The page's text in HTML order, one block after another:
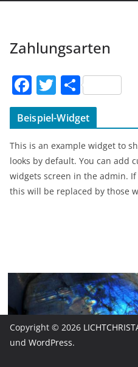
Zahlungsarten
F
a
c
e
b
o
o
T
w
itt
er
T
ei
le
n
Beispiel-Widget
This is an example widget to
looks by default. You can add
widgets screen in the admin.
this will be replaced by those
Copyright © 2026
und WordPress.